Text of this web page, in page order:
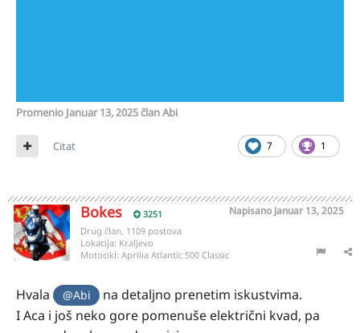
Promenio Januar 13, 2025član Abi
7 1
Citat
Bokes 3251 Napisano Januar 13, 2025
Drug član, 1109 postova
Lokacija: Kraljevo
Motocikl: Aprilia Atlantic 500 Classic
Hvala @Abi
na detaljno prenetim iskustvima.
I Aca i još neko gore pomenuše električni kvad, pa